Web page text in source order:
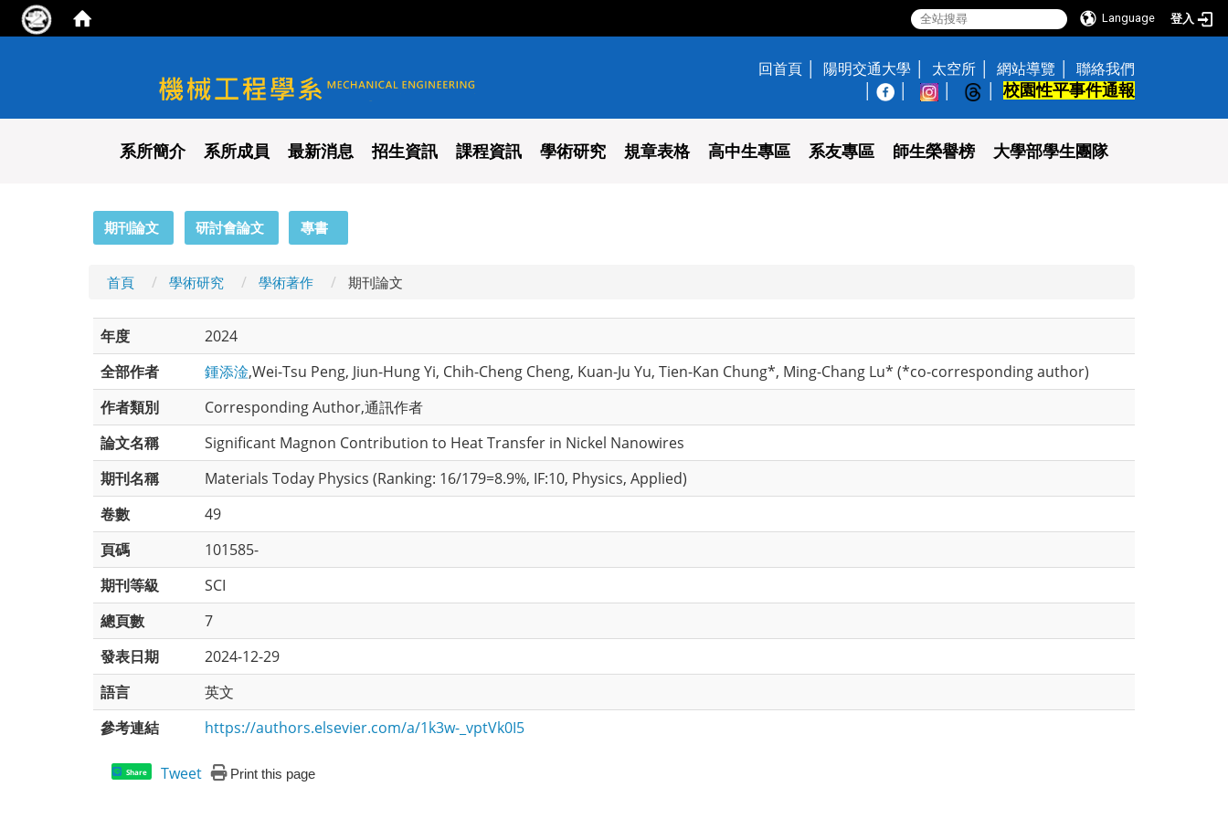
Language 登入
國立陽明交通大學 機械工程學系
回首頁 陽明交通大學 太空所 網站導覽
聯絡我們
校園性平事件通報
系所簡介 系所成員 最新消息 招生資訊 課程資訊 學術研究 規章表格 高中生專區 系友專區 師生榮譽榜 大學部學生團隊
期刊論文 研討會論文 專書
首頁 學術研究 學術著作 期刊論文
年度
2024
全部作者
鍾添淦,Wei-Tsu Peng, Jiun-Hung Yi, Chih-Cheng Cheng, Kuan-Ju Yu, Tien-Kan Chung*, Ming-Chang Lu* (*co-corresponding author)
作者類別
Corresponding Author,通訊作者
論文名稱
Significant Magnon Contribution to Heat Transfer in Nickel Nanowires
期刊名稱
Materials Today Physics (Ranking: 16/179=8.9%, IF:10, Physics, Applied)
卷數
49
頁碼
101585-
期刊等級
SCI
總頁數
7
發表日期
2024-12-29
語言
英文
參考連結
https://authors.elsevier.com/a/1k3w-_vptVk0I5
Share Tweet Print this page